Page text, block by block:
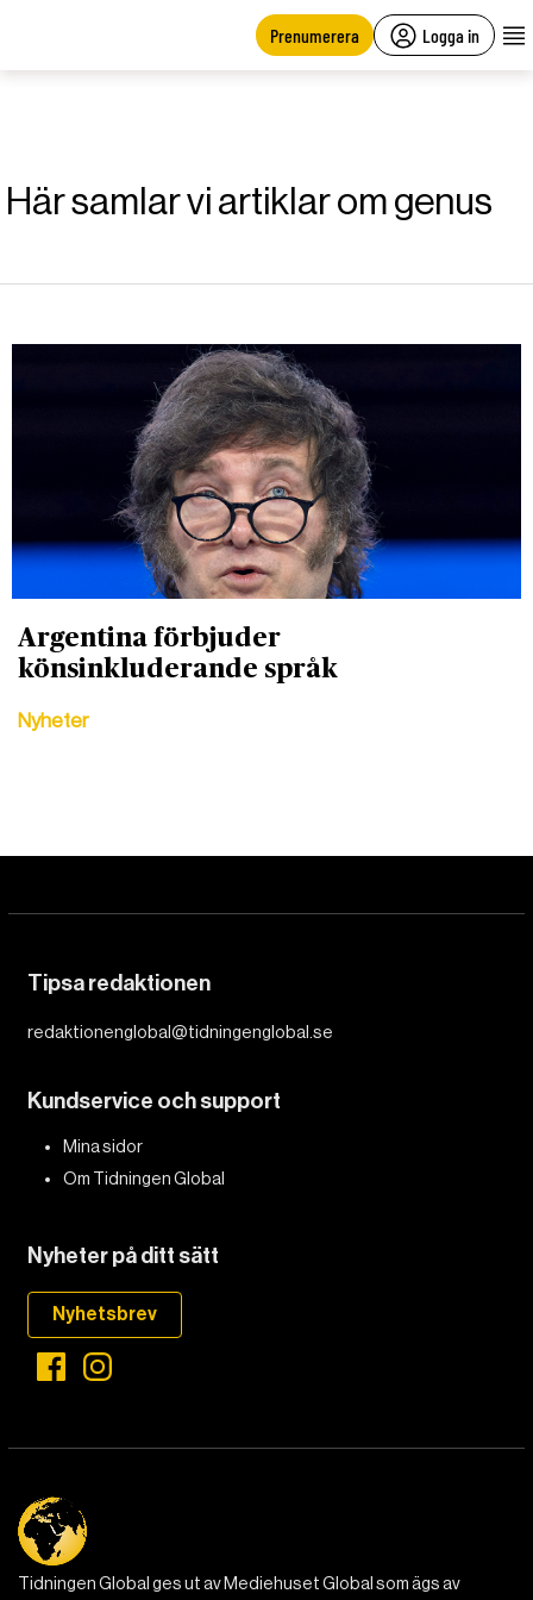
Prenumerera Logga in
Här samlar vi artiklar om genus
Argentina förbjuder
könsinkluderande språk
Nyheter
Tipsa redaktionen
redaktionenglobal@tidningenglobal.se
Kundservice och support
Mina sidor
Om Tidningen Global
Nyheter på ditt sätt
Nyhetsbrev
Tidningen Global ges ut av Mediehuset Global som ägs av
DET GLOBALA PRESSTÖDET